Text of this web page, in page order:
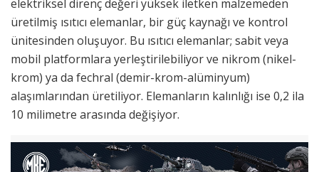
elektriksel direnç değeri yüksek iletken malzemeden
üretilmiş ısıtıcı elemanlar, bir güç kaynağı ve kontrol
ünitesinden oluşuyor. Bu ısıtıcı elemanlar; sabit veya
mobil platformlara yerleştirilebiliyor ve nikrom (nikel-
krom) ya da fechral (demir-krom-alüminyum)
alaşımlarından üretiliyor. Elemanların kalınlığı ise 0,2 ila
10 milimetre arasında değişiyor.